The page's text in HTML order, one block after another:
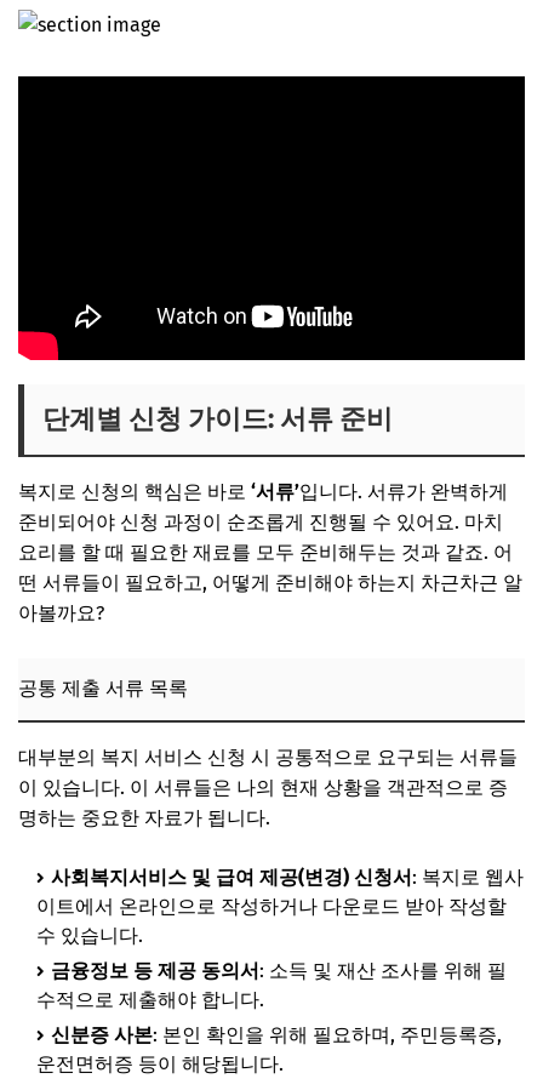
단계별 신청 가이드: 서류 준비
복지로 신청의 핵심은 바로 ‘서류’입니다. 서류가 완벽하게
준비되어야 신청 과정이 순조롭게 진행될 수 있어요. 마치
요리를 할 때 필요한 재료를 모두 준비해두는 것과 같죠. 어
떤 서류들이 필요하고, 어떻게 준비해야 하는지 차근차근 알
아볼까요?
공통 제출 서류 목록
대부분의 복지 서비스 신청 시 공통적으로 요구되는 서류들
이 있습니다. 이 서류들은 나의 현재 상황을 객관적으로 증
명하는 중요한 자료가 됩니다.
사회복지서비스 및 급여 제공(변경) 신청서: 복지로 웹사
이트에서 온라인으로 작성하거나 다운로드 받아 작성할
수 있습니다.
금융정보 등 제공 동의서: 소득 및 재산 조사를 위해 필
수적으로 제출해야 합니다.
신분증 사본: 본인 확인을 위해 필요하며, 주민등록증,
운전면허증 등이 해당됩니다.